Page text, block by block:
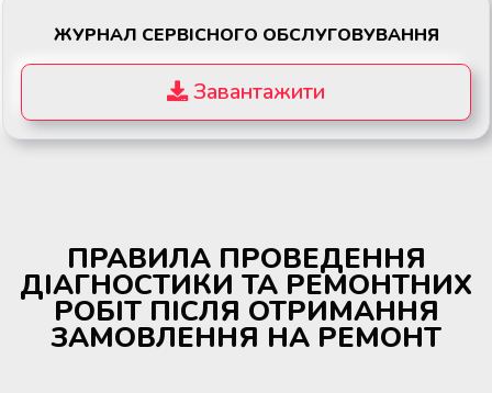
ЖУРНАЛ СЕРВІСНОГО ОБСЛУГОВУВАННЯ
Завантажити
ПРАВИЛА ПРОВЕДЕННЯ
ДІАГНОСТИКИ ТА РЕМОНТНИХ
РОБІТ ПІСЛЯ ОТРИМАННЯ
ЗАМОВЛЕННЯ НА РЕМОНТ